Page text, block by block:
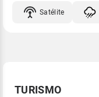
Satélite
TURISMO